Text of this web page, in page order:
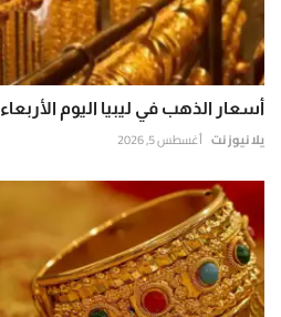
أسعار الذهب في ليبيا اليوم الأربعاء 5 أغسطس 2026 ارتفاع...
يلا نيوز نت أغسطس 5, 2026